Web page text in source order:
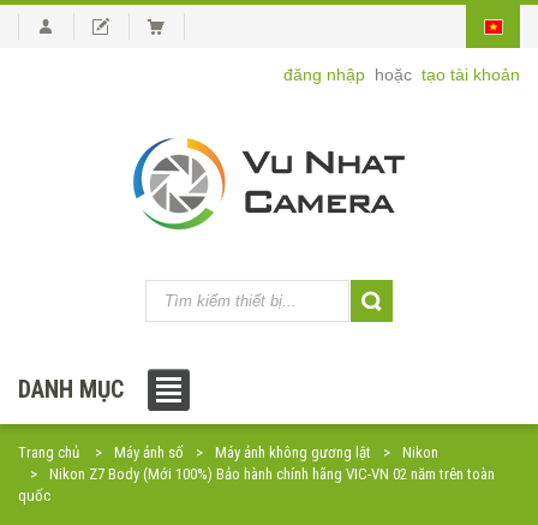
đăng nhập hoặc tạo tài khoản
DANH MỤC
Trang chủ Máy ảnh số Máy ảnh không gương lật
Nikon
Nikon Z7 Body (Mới 100%) Bảo hành chính hãng VIC-VN 02 năm trên toàn
quốc